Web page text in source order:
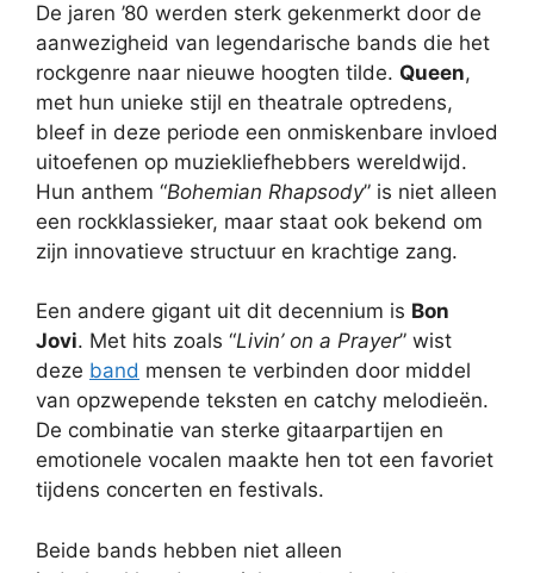
De jaren ’80 werden sterk gekenmerkt door de
aanwezigheid van legendarische bands die het
rockgenre naar nieuwe hoogten tilde. Queen,
met hun unieke stijl en theatrale optredens,
bleef in deze periode een onmiskenbare invloed
uitoefenen op muziekliefhebbers wereldwijd.
Hun anthem “Bohemian Rhapsody” is niet alleen
een rockklassieker, maar staat ook bekend om
zijn innovatieve structuur en krachtige zang.
Een andere gigant uit dit decennium is Bon
Jovi. Met hits zoals “Livin’ on a Prayer” wist
deze band mensen te verbinden door middel
van opzwepende teksten en catchy melodieën.
De combinatie van sterke gitaarpartijen en
emotionele vocalen maakte hen tot een favoriet
tijdens concerten en festivals.
Beide bands hebben niet alleen